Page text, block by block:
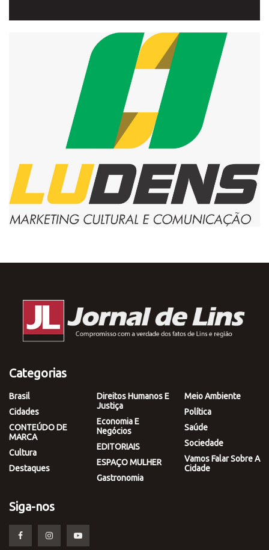
Categorias
Brasil
Cidades
CONTEÚDO DE
MARCA
Cultura
Destaques
Direitos Humanos E
Justiça
Economia E
Negócios
EDITORIAIS
ESPAÇO MULHER
Gastronomia
Meio Ambiente
Política
Saúde
Sociedade
Vamos Falar Sobre A
Cidade
Siga-nos